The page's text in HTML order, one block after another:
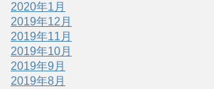
2020年1月
2019年12月
2019年11月
2019年10月
2019年9月
2019年8月